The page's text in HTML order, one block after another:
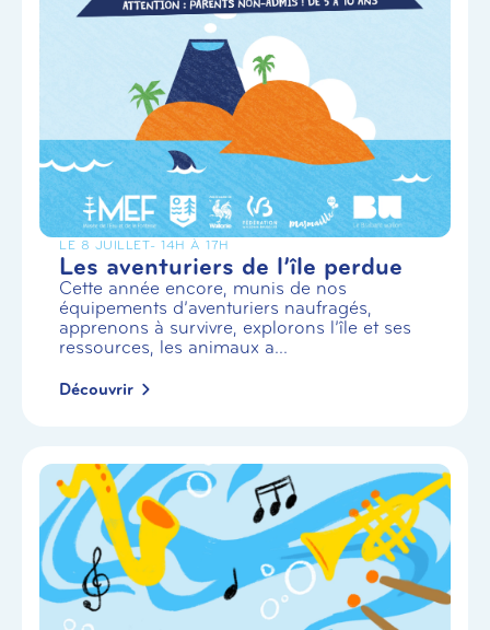
LE 8 JUILLET- 14H À 17H
Les aventuriers de l’île perdue
Cette année encore, munis de nos
équipements d’aventuriers naufragés,
apprenons à survivre, explorons l’île et ses
ressources, les animaux a...
Découvrir